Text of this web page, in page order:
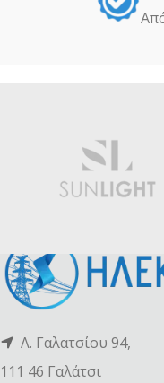
Λ. Γαλατσίου 94,
111 46 Γαλάτσι